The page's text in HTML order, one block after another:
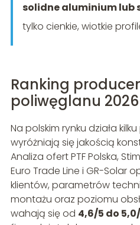
solidne aluminium lub
tylko cienkie, wiotkie
Ranking
poliwęglanu 2026
Na polskim rynku działa
wyróżniają się jakością
Analiza ofert PTF Polska,
Euro Trade Line i GR-Solar
klientów, parametrów
montażu oraz poziomu
wahają się od 4,6/5 do